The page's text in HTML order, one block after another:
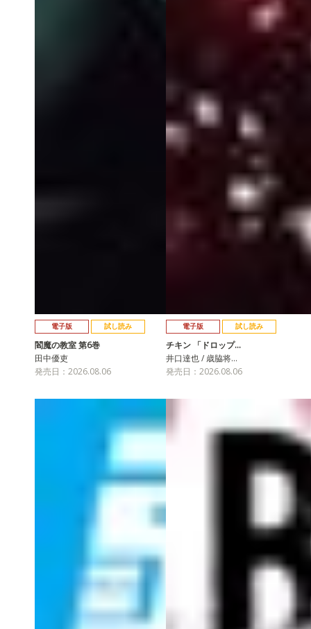
電子版 試し読み
閻魔の教室 第6巻
田中優吏
発売日：2026.08.06
電子版 試し読み
チキン 「ドロップ…
井口達也 / 歳脇将…
発売日：2026.08.06